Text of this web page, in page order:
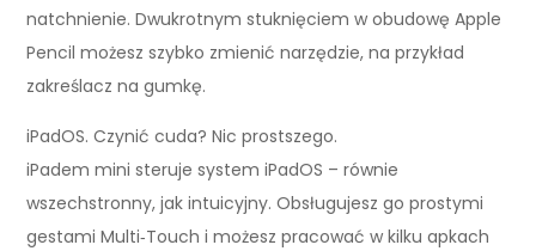
natchnienie. Dwukrotnym stuknięciem w obudowę Apple
Pencil możesz szybko zmienić narzędzie, na przykład
zakreślacz na gumkę.
iPadOS. Czynić cuda? Nic prostszego.
iPadem mini steruje system iPadOS – równie
wszechstronny, jak intuicyjny. Obsługujesz go prostymi
gestami Multi‑Touch i możesz pracować w kilku apkach